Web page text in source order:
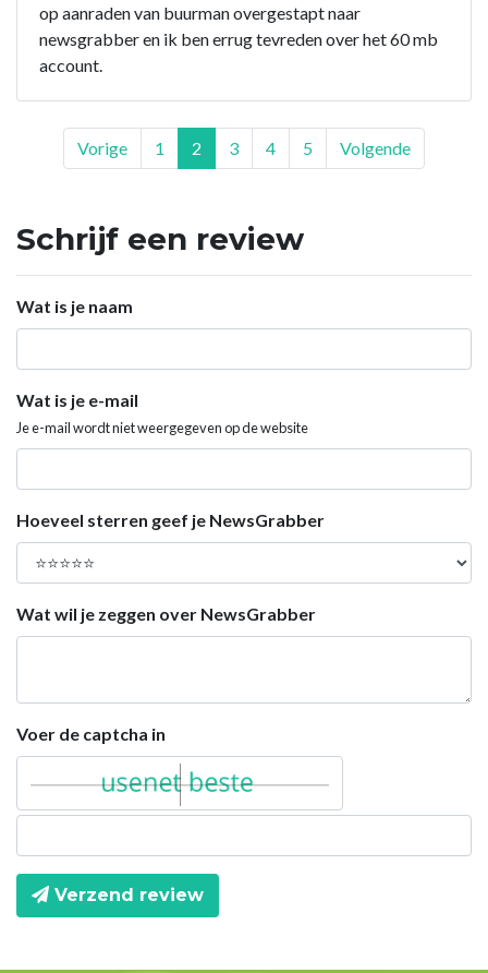
op aanraden van buurman overgestapt naar
newsgrabber en ik ben errug tevreden over het 60 mb
account.
Vorige 1 2 3 4 5 Volgende
Schrijf een review
Wat is je naam
Wat is je e-mail
Je e-mail wordt niet weergegeven op de website
Hoeveel sterren geef je NewsGrabber
Wat wil je zeggen over NewsGrabber
Voer de captcha in
Verzend review